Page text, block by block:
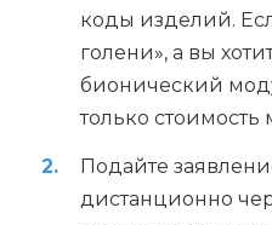
коды изделий.
голени», а вы
бионический
только стоимость
Подайте
дистанционно